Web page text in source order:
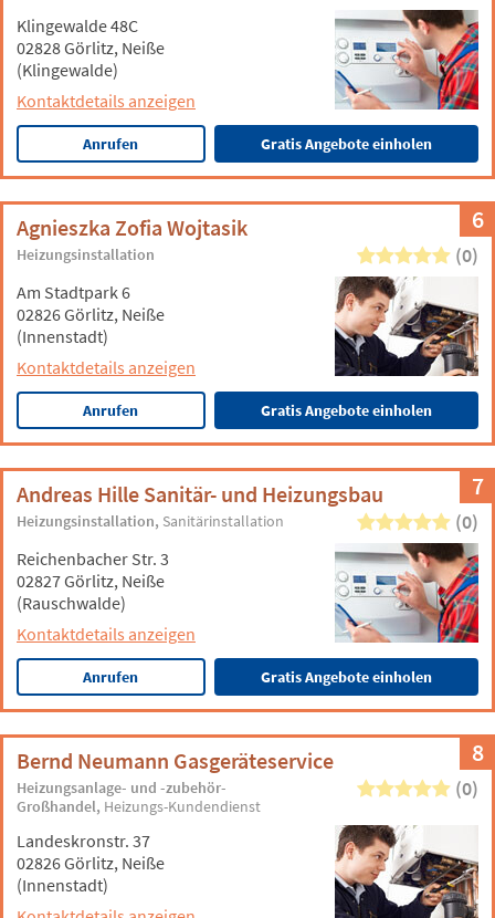
Klingewalde 48C
02828 Görlitz, Neiße
(Klingewalde)
Kontaktdetails anzeigen
Anrufen Gratis Angebote einholen
6
Agnieszka Zofia Wojtasik
Heizungsinstallation (0)
Am Stadtpark 6
02826 Görlitz, Neiße
(Innenstadt)
Kontaktdetails anzeigen
Anrufen Gratis Angebote einholen
7
Andreas Hille Sanitär- und Heizungsbau
Heizungsinstallation Sanitärinstallation (0)
Reichenbacher Str. 3
02827 Görlitz, Neiße
(Rauschwalde)
Kontaktdetails anzeigen
Anrufen Gratis Angebote einholen
8
Bernd Neumann Gasgeräteservice
Heizungsanlage- und -zubehör-
Großhandel Heizungs-Kundendienst
(0)
Landeskronstr. 37
02826 Görlitz, Neiße
(Innenstadt)